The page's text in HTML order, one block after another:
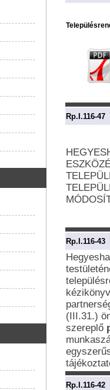
Rp.I.116-47
Rp.I.116-43
(III.31.)
szereplő
Rp.I.116-42